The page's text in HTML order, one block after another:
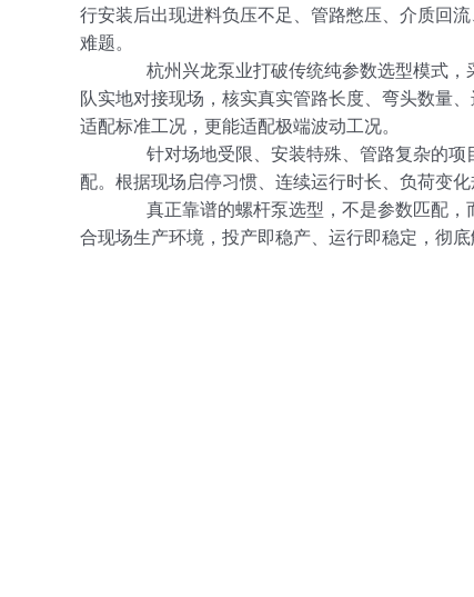
行安装后出现进料负压不足、管路憋压、介质回
难题。
杭州兴龙泵业打破传统纯参数选型模式，采
队实地对接现场，核实真实管路长度、弯头数量
适配标准工况，更能适配极端波动工况。
针对场地受限、安装特殊、管路复杂的项
配。根据现场启停习惯、连续运行时长、负荷变
真正靠谱的螺杆泵选型，不是参数匹配，
合现场生产环境，投产即稳产、运行即稳定，彻